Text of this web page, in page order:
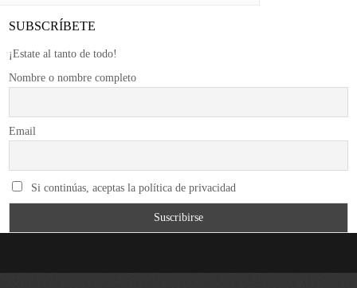
SUBSCRÍBETE
¡Estate al tanto de todo!
Nombre o nombre completo
Email
Si continúas, aceptas la política de privacidad